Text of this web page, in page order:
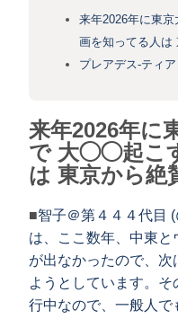
来年2026年に東
画を知ってる人は
プレアデス-ティア
来年2026年に
で 大◯◯起こ
は 東京から絶
■智子＠第４４４代目
は、ここ数年、中東
が出なかったので、
ようとしています。
行中なので、一般人で